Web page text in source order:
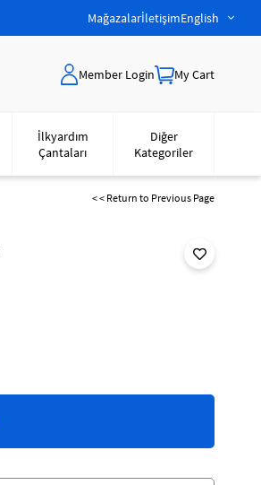
MağazalarİletişimEnglish
Member Login My Cart
İlkyardım
Çantaları
Diğer
Kategoriler
< < Return to Previous Page